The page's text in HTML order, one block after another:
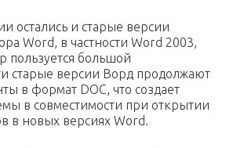
остались и старые версии
Word, в частности Word 2003,
пользуется большой
старые версии Ворд продолжают
в формат DOC, что создает
в совместимости при открытии
в новых версиях Word.